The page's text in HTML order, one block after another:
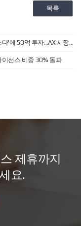
목록
이노룰스, AI 전문기업 '애자일소다'에 50억 투자…AX 시장 정조준
이선스 비중 30% 돌파
스 제휴까지
요.